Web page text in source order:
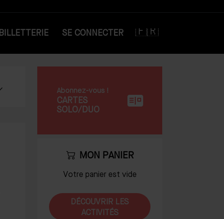
BILLETTERIE SE CONNECTER
Abonnez-vous !
CARTES
SOLO/DUO
MON PANIER
Votre panier est vide
DÉCOUVRIR LES
ACTIVITÉS